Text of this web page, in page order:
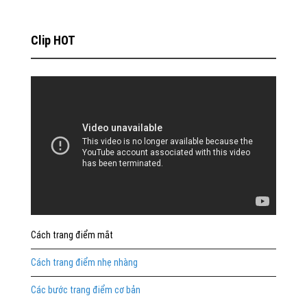
Clip HOT
Cách trang điểm mắt
Cách trang điểm nhẹ nhàng
Các bước trang điểm cơ bản